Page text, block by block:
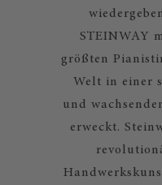
STEINWAY
größten
Welt in einer
und
erweckt.